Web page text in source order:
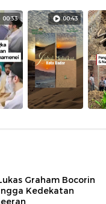
00:33 00:43
Graham Bocorin
Kedekatan